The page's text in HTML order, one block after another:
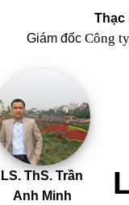
Thạc
Giám đốc Công
LS. ThS. Trần
Anh Minh